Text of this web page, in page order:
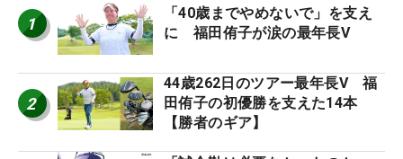
1
「40歳までやめないで」を支え
に 福田侑子が涙の最年長V
2
44歳262日のツアー最年長V 福
田侑子の初優勝を支えた14本
【勝者のギア】